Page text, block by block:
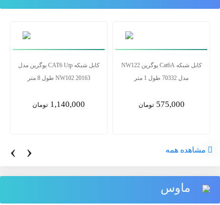
کابل شبکه CAT6 Utp یوگرین مدل
NW102 20163 طول 8 متر
1,140,000 تومان
کابل شبکه Cat6A یوگرین NW122
مدل 70332 طول 1 متر
575,000 تومان
‹ › مشاهده همه
ماوس